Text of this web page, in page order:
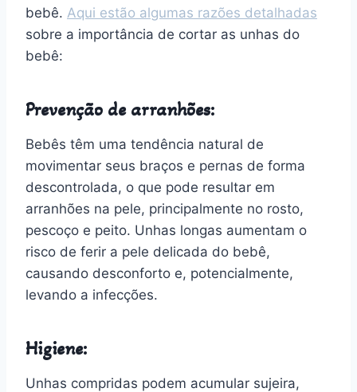
bebê. Aqui estão algumas razões detalhadas
sobre a importância de cortar as unhas do
bebê:
Prevenção de arranhões:
Bebês têm uma tendência natural de
movimentar seus braços e pernas de forma
descontrolada, o que pode resultar em
arranhões na pele, principalmente no rosto,
pescoço e peito. Unhas longas aumentam o
risco de ferir a pele delicada do bebê,
causando desconforto e, potencialmente,
levando a infecções.
Higiene:
Unhas compridas podem acumular sujeira,